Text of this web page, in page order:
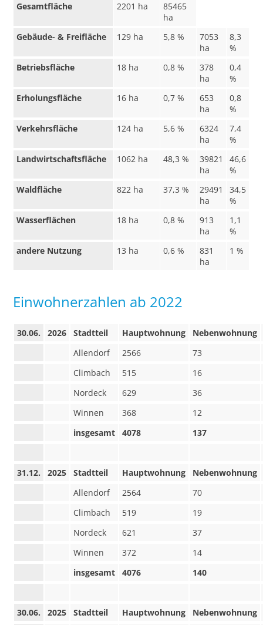
Gesamtfläche
2201 ha
85465
ha
Gebäude- & Freifläche
129 ha 5,8 %
7053
ha
8,3
%
Betriebsfläche
18 ha 0,8 %
378
ha
0,4
%
Erholungsfläche
16 ha 0,7 %
653
ha
0,8
%
Verkehrsfläche
124 ha 5,6 %
6324
ha
7,4
%
Landwirtschaftsfläche
1062 ha 48,3 %
39821
ha
46,6
%
Waldfläche
822 ha 37,3 %
29491
ha
34,5
%
Wasserflächen
18 ha 0,8 %
913
ha
1,1
%
andere Nutzung
13 ha 0,6 %
831
ha
1 %
Einwohnerzahlen ab 2022
30.06. 2026 Stadtteil Hauptwohnung
Nebenwohnung
Allendorf
2566
73
Climbach
515
16
Nordeck
629
36
Winnen
368
12
insgesamt
4078 137
31.12. 2025 Stadtteil Hauptwohnung
Nebenwohnung
Allendorf
2564
70
Climbach
519
19
Nordeck
621
37
Winnen
372
14
insgesamt
4076 140
30.06. 2025 Stadtteil Hauptwohnung Nebenwohnung